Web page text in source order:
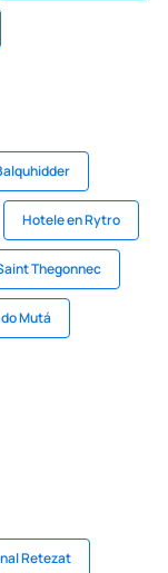
Hotele en Rytro
Thegonnec
Mutá
Retezat